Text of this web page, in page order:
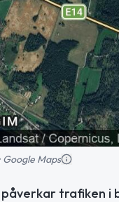
Maps
trafiken